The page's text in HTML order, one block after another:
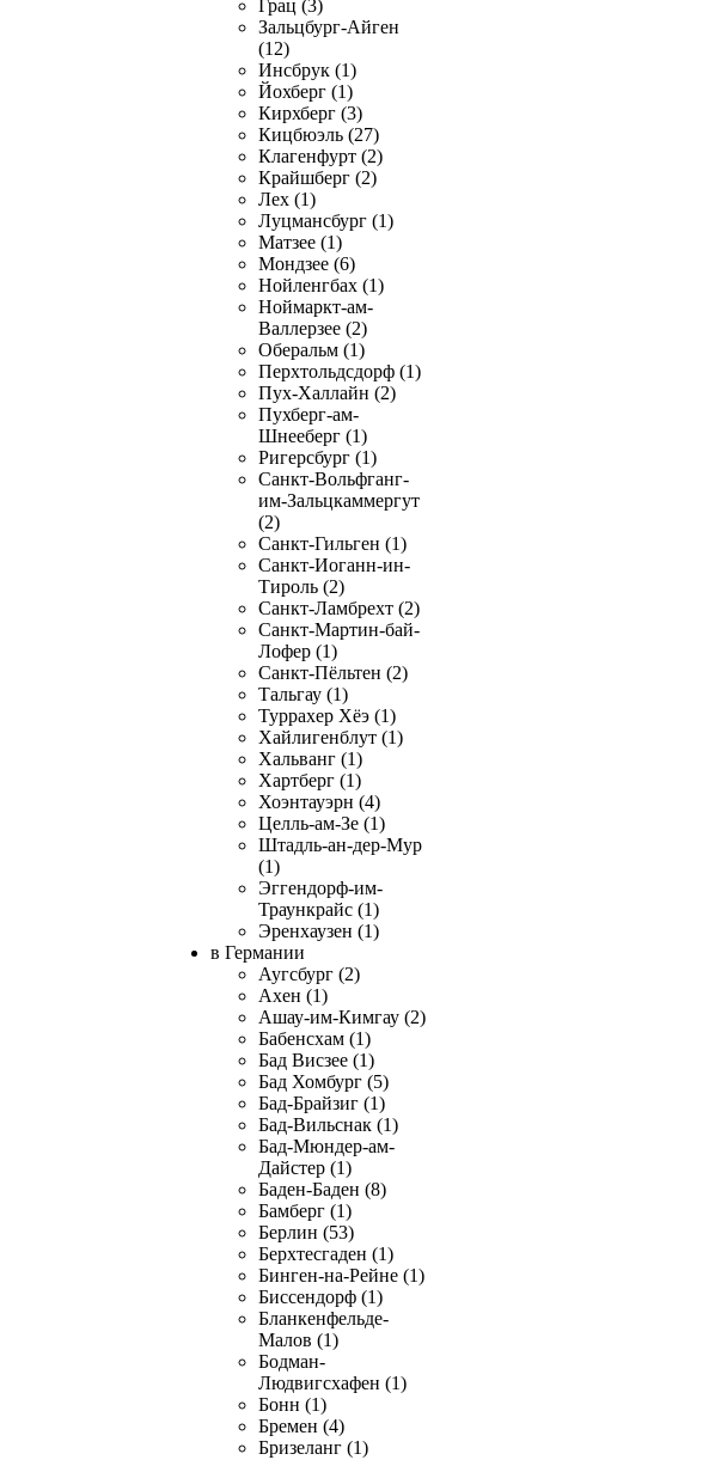
Грац (3)
Зальцбург-Айген
(12)
Инсбрук (1)
Йохберг (1)
Кирхберг (3)
Кицбюэль (27)
Клагенфурт (2)
Крайшберг (2)
Лех (1)
Луцмансбург (1)
Матзее (1)
Мондзее (6)
Нойленгбах (1)
Ноймаркт-ам-
Валлерзее (2)
Оберальм (1)
Перхтольдсдорф (1)
Пух-Халлайн (2)
Пухберг-ам-
Шнееберг (1)
Ригерсбург (1)
Санкт-Вольфганг-
им-Зальцкаммергут
(2)
Санкт-Гильген (1)
Санкт-Иоганн-ин-
Тироль (2)
Санкт-Ламбрехт (2)
Санкт-Мартин-бай-
Лофер (1)
Санкт-Пёльтен (2)
Тальгау (1)
Туррахер Хёэ (1)
Хайлигенблут (1)
Хальванг (1)
Хартберг (1)
Хоэнтауэрн (4)
Целль-ам-Зе (1)
Штадль-ан-дер-Мур
(1)
Эггендорф-им-
Траункрайс (1)
Эренхаузен (1)
в Германии
Аугсбург (2)
Ахен (1)
Ашау-им-Кимгау (2)
Бабенсхам (1)
Бад Висзее (1)
Бад Хомбург (5)
Бад-Брайзиг (1)
Бад-Вильснак (1)
Бад-Мюндер-ам-
Дайстер (1)
Баден-Баден (8)
Бамберг (1)
Берлин (53)
Берхтесгаден (1)
Бинген-на-Рейне (1)
Биссендорф (1)
Бланкенфельде-
Малов (1)
Бодман-
Людвигсхафен (1)
Бонн (1)
Бремен (4)
Бризеланг (1)